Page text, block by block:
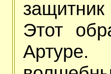
Этот
Артуре.